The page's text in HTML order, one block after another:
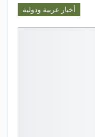
أخبار عربية ودولية